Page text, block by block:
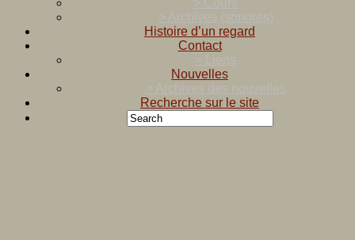
> Cours
> Archives (sonores)
Histoire d’un regard
Contact
> Liens
Nouvelles
> Archives des nouvelles
Recherche sur le site